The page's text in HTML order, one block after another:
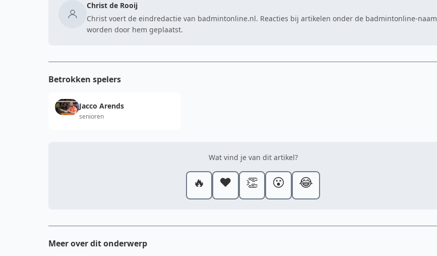
Christ de Rooij
Christ voert de eindredactie van badmintonline.nl. Reacties bij artikelen onder de badmintonline-naam
worden door hem geplaatst.
Betrokken spelers
Jacco Arends
senioren
Wat vind je van dit artikel?
🔥 ❤️ 👏 😮 😂
Meer over dit onderwerp